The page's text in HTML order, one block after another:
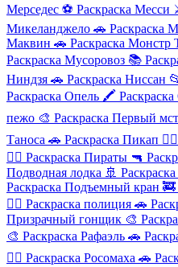
Мерседес ⚽ Раскраска Месси
Микеланджело 🚗 Раскраска
Маквин 🚗 Раскраска Монстр
Раскраска Мусоровоз 📚
Ниндзя 🚗 Раскраска Ниссан 📂
Раскраска Опель 🖍️
пежо 🎨 Раскраска Первый
Таноса 🚗 Раскраска Пикап 🏴‍☠️
🏴‍☠️ Раскраска Пираты 🔫
Подводная лодка 🚢
Раскраска Подъемный кран 🚒
👮‍♂️ Раскраска полиция 🚗
Призрачный гонщик 🎨
🎨 Раскраска Рафаэль 🚗
🦸‍♂️ Раскраска Росомаха 🚗